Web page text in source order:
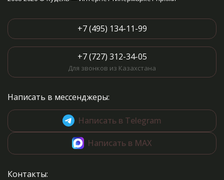
+7 (495) 134-11-99
+7 (727) 312-34-05
Для звонков из Казахстана
Написать в мессенджеры:
Написать в Telegram
Написать в MAX
Контакты: